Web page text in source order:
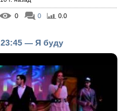
0 0 0.0
23:45 — Я буду